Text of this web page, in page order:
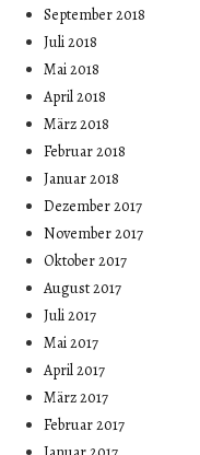
September 2018
Juli 2018
Mai 2018
April 2018
März 2018
Februar 2018
Januar 2018
Dezember 2017
November 2017
Oktober 2017
August 2017
Juli 2017
Mai 2017
April 2017
März 2017
Februar 2017